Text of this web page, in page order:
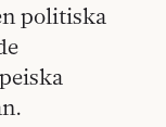
politiska